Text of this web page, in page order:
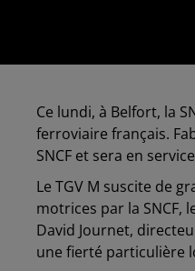
Ce lundi, à Belfort, la
ferroviaire français.
SNCF et sera en
Le TGV M suscite de
motrices par la
David Journet,
une fierté particulière